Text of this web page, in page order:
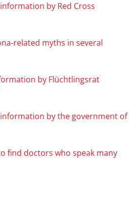
by Red Cross
related myths in several
by Flüchtlingsrat
by the government of
find doctors who speak many